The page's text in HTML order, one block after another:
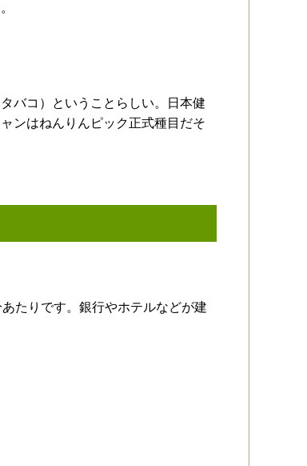
タバコ）ということらしい。日本健
ンはねんりんピック正式種目だそ
たりです。銀行やホテルなどが建